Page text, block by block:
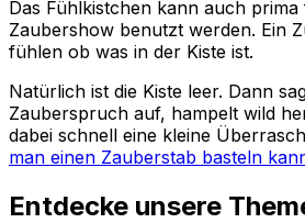
Das Fühlkistchen kann auch
Zaubershow benutzt werden. Ein
fühlen ob was in der Kiste ist.
Natürlich ist die Kiste leer. Dann
Zauberspruch auf, hampelt wild
dabei schnell eine kleine
man einen Zauberstab basteln
Entdecke unsere